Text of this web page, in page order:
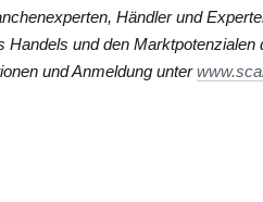
Händler und
Handels und den
und Anmeldung unter